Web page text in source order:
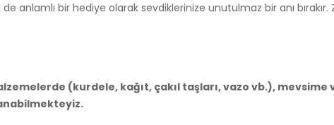
bir hediye olarak sevdiklerinize unutulmaz bir anı bırakır.
(kurdele, kağıt, çakıl taşları, vazo vb.),